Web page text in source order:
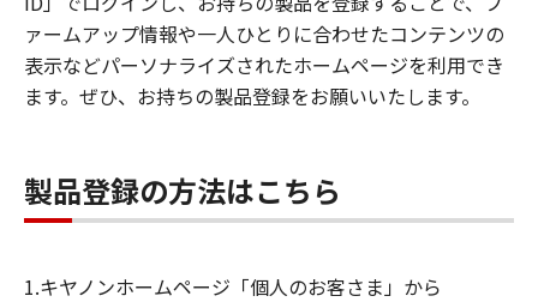
ァームアップ情報や一人ひとりに合わせたコンテンツの
表示などパーソナライズされたホームページを利用でき
ます。ぜひ、お持ちの製品登録をお願いいたします。
製品登録の方法はこちら
1.キヤノンホームページ「個人のお客さま」から